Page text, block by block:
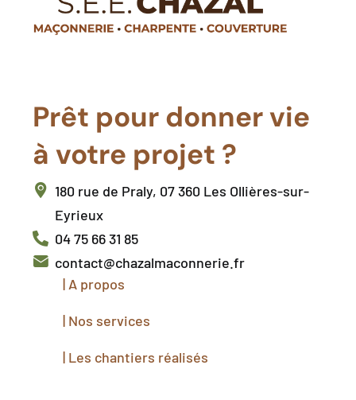
Prêt pour donner vie
à votre projet ?
180 rue de Praly, 07 360 Les Ollières-sur-
Eyrieux
04 75 66 31 85
contact@chazalmaconnerie.fr
| A propos
| Nos services
| Les chantiers réalisés